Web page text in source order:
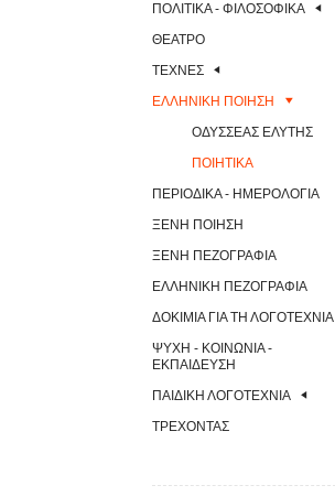
ΠΟΛΙΤΙΚΆ - ΦΙΛΟΣΟΦΙΚΆ
ΘΈΑΤΡΟ
ΤΈΧΝΕΣ
ΕΛΛΗΝΙΚΉ ΠΟΊΗΣΗ
ΟΔΥΣΣΈΑΣ ΕΛΎΤΗΣ
ΠΟΙΗΤΙΚΆ
ΠΕΡΙΟΔΙΚΆ - ΗΜΕΡΟΛΌΓΙΑ
ΞΈΝΗ ΠΟΊΗΣΗ
ΞΈΝΗ ΠΕΖΟΓΡΑΦΊΑ
ΕΛΛΗΝΙΚΉ ΠΕΖΟΓΡΑΦΊΑ
ΔΟΚΊΜΙΑ ΓΙΑ ΤΗ ΛΟΓΟΤΕΧΝΊΑ
ΨΥΧΉ - ΚΟΙΝΩΝΊΑ -
ΕΚΠΑΊΔΕΥΣΗ
ΠΑΙΔΙΚΉ ΛΟΓΟΤΕΧΝΊΑ
ΤΡΈΧΟΝΤΑΣ